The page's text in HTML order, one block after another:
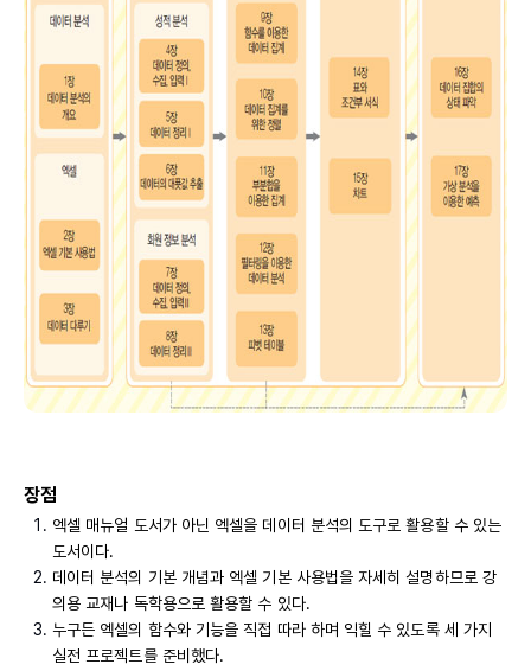
장점
엑셀 매뉴얼 도서가 아닌 엑셀을 데이터 분석의 도구로 활용할 수 있는
도서이다.
데이터 분석의 기본 개념과 엑셀 기본 사용법을 자세히 설명하므로 강
의용 교재나 독학용으로 활용할 수 있다.
누구든 엑셀의 함수와 기능을 직접 따라 하며 익힐 수 있도록 세 가지
실전 프로젝트를 준비했다.